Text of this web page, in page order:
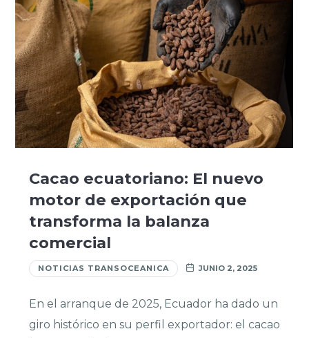
Cacao ecuatoriano: El nuevo
motor de exportación que
transforma la balanza
comercial
NOTICIAS TRANSOCEANICA JUNIO 2, 2025
En el arranque de 2025, Ecuador ha dado un
giro histórico en su perfil exportador: el cacao